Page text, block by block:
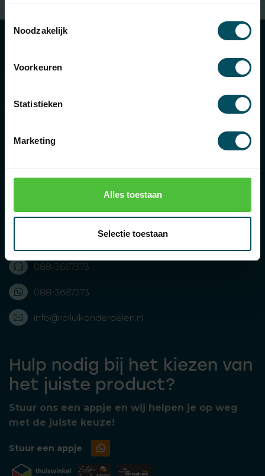
Toestemmingsselectie
Noodzakelijk
Voorkeuren
Statistieken
Marketing
Alles toestaan
Selectie toestaan
Categorieën
Rolluikonderdelen.nl
088-3667373
088-3667373
info@rolluikonderdelen.nl
Hulp nodig bij het kiezen van
het juiste product?
Stuur ons een appje en wij helpen je op weg
met de juiste keuze!
Stuur een appje